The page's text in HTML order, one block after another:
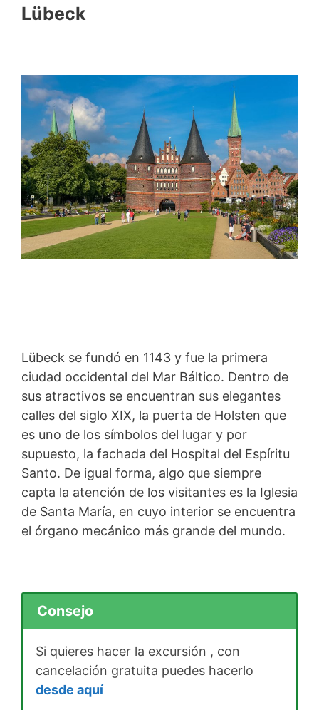
Lübeck
Lübeck se fundó en 1143 y fue la primera
ciudad occidental del Mar Báltico. Dentro de
sus atractivos se encuentran sus elegantes
calles del siglo XIX, la puerta de Holsten que
es uno de los símbolos del lugar y por
supuesto, la fachada del Hospital del Espíritu
Santo. De igual forma, algo que siempre
capta la atención de los visitantes es la Iglesia
de Santa María, en cuyo interior se encuentra
el órgano mecánico más grande del mundo.
Consejo
Si quieres hacer la excursión , con
cancelación gratuita puedes hacerlo
desde aquí